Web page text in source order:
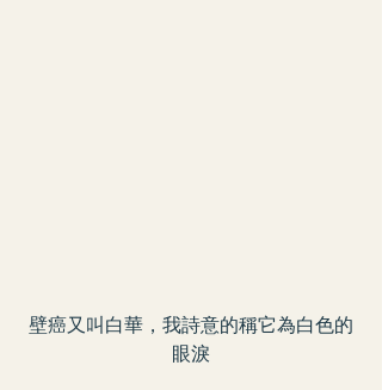
壁癌又叫白華，我詩意的稱它為白色的
眼淚